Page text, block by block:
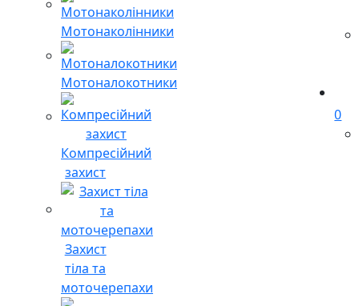
Мотонаколінники
Мотоналокотники
Компресійний
захист
Захист
тіла та
моточерепахи
0